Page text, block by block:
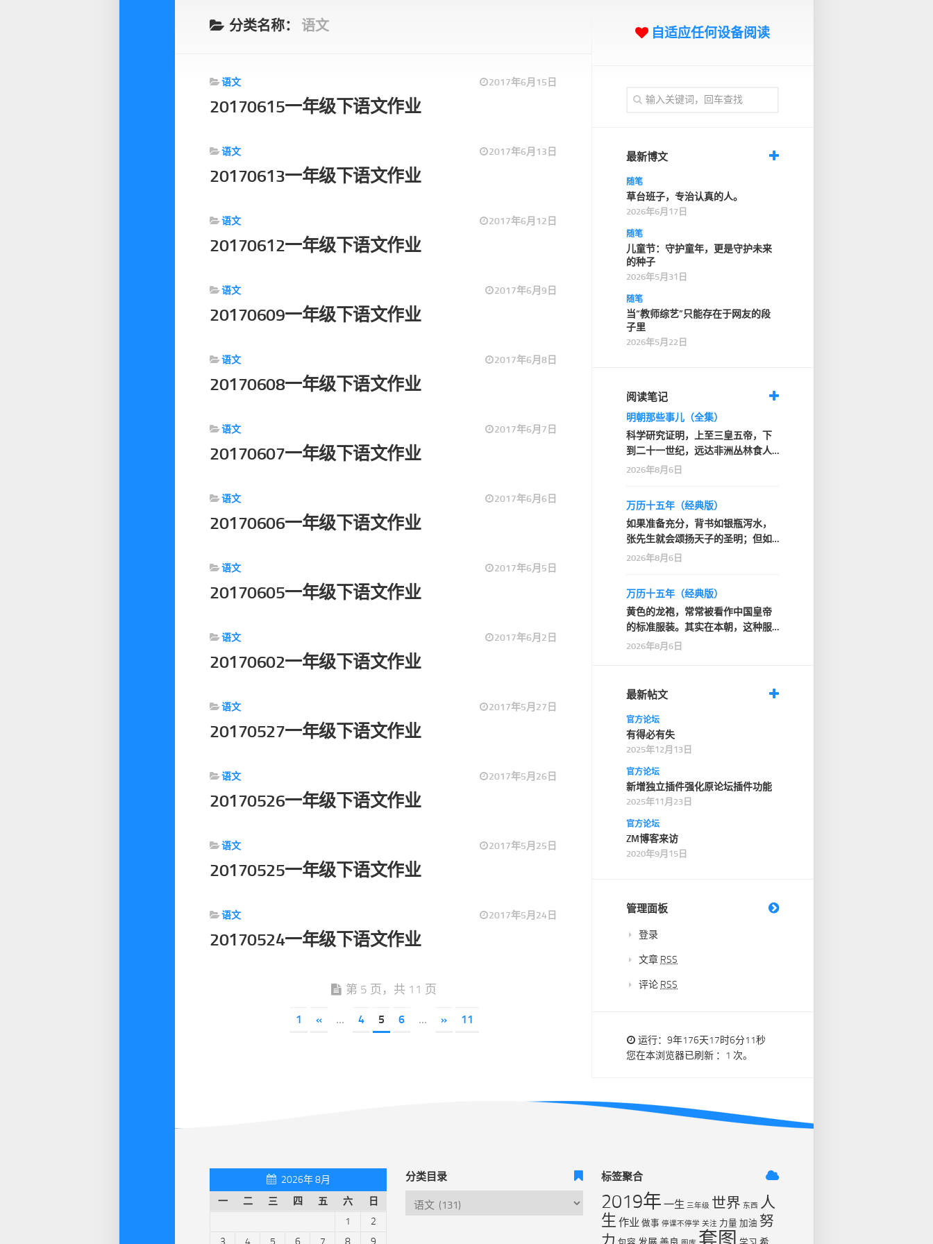
分类名称： 语文
语文 2017年6月15日
20170615一年级下语文作业
语文 2017年6月13日
20170613一年级下语文作业
语文 2017年6月12日
20170612一年级下语文作业
语文 2017年6月9日
20170609一年级下语文作业
语文 2017年6月8日
20170608一年级下语文作业
语文 2017年6月7日
20170607一年级下语文作业
语文 2017年6月6日
20170606一年级下语文作业
语文 2017年6月5日
20170605一年级下语文作业
语文 2017年6月2日
20170602一年级下语文作业
语文 2017年5月27日
20170527一年级下语文作业
语文 2017年5月26日
20170526一年级下语文作业
语文 2017年5月25日
20170525一年级下语文作业
语文 2017年5月24日
20170524一年级下语文作业
第 5 页，共 11 页
1 « ... 4 5 6 ... » 11
自适应任何设备阅读
最新博文
随笔
草台班子，专治认真的人。
2026年6月17日
随笔
儿童节：守护童年，更是守护未来
的种子
2026年5月31日
随笔
当“教师综艺”只能存在于网友的段
子里
2026年5月22日
阅读笔记
明朝那些事儿（全集）
科学研究证明，上至三皇五帝，下
到二十一世纪，远达非洲丛林食人
部落，近抵家门口的…
2026年8月6日
万历十五年（经典版）
如果准备充分，背书如银瓶泻水，
张先生就会颂扬天子的圣明；但如
果背得结结巴巴或者…
2026年8月6日
万历十五年（经典版）
黄色的龙袍，常常被看作中国皇帝
的标准服装。其实在本朝，这种服
装只在一般性的仪式…
2026年8月6日
最新帖文
官方论坛
有得必有失
2025年12月13日
官方论坛
新增独立插件强化原论坛插件功能
2025年11月23日
官方论坛
ZM博客来访
2020年9月15日
管理面板
登录
文章 RSS
评论 RSS
运行：9年176天17时6分12秒
您在本浏览器已刷新 ：1 次。
2026年 8月
一
二 三 四 五 六
日
1
2
3
4 5 6 7 8 9
分类目录 标签聚合
2019年 一生 三年级 世界 东西 人
生 作业 做事 停课不停学 关注 力量 加油 努
力
套图